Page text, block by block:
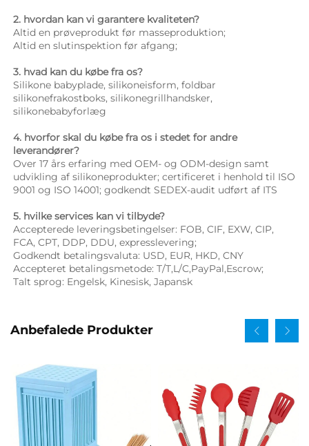
2. hvordan kan vi garantere kvaliteten?
Altid en prøveprodukt før masseproduktion;
Altid en slutinspektion før afgang;
3. hvad kan du købe fra os?
Silikone babyplade, silikoneisform, foldbar
silikonefrakostboks, silikonegrillhandsker,
silikonebabyforlæg
4. hvorfor skal du købe fra os i stedet for andre
leverandører?
Over 17 års erfaring med OEM- og ODM-design samt
udvikling af silikoneprodukter; certificeret i henhold til ISO
9001 og ISO 14001; godkendt SEDEX-audit udført af ITS
5. hvilke services kan vi tilbyde?
Accepterede leveringsbetingelser: FOB, CIF, EXW, CIP,
FCA, CPT, DDP, DDU, expresslevering;
Godkendt betalingsvaluta: USD, EUR, HKD, CNY
Accepteret betalingsmetode: T/T,L/C,PayPal,Escrow;
Talt sprog: Engelsk, Kinesisk, Japansk
Anbefalede Produkter